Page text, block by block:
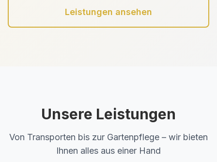
Leistungen ansehen
Unsere Leistungen
Von Transporten bis zur Gartenpflege – wir bieten
Ihnen alles aus einer Hand